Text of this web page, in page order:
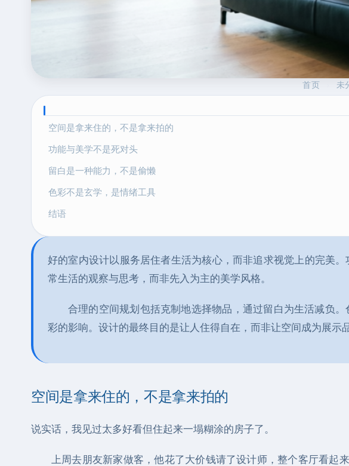
首页 未
空间是拿来住的，不是拿来拍的
功能与美学不是死对头
留白是一种能力，不是偷懒
色彩不是玄学，是情绪工具
结语
好的室内设计以服务居住者生活为核心，而非追求视觉上的完美
常生活的观察与思考，而非先入为主的美学风格。
合理的空间规划包括克制地选择物品，通过留白为生活减负
彩的影响。设计的最终目的是让人住得自在，而非让空间成为展示品
空间是拿来住的，不是拿来拍的
说实话，我见过太多好看但住起来一塌糊涂的房子了。
上周去朋友新家做客，他花了大价钱请了设计师，整个客厅看